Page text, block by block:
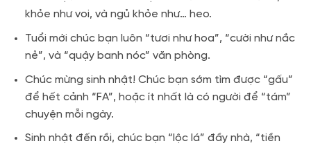
khỏe như voi, và ngủ khỏe như… heo.
Tuổi mới chúc bạn luôn “tươi như hoa”, “cười như nắc
nẻ”, và “quậy banh nóc” văn phòng.
Chúc mừng sinh nhật! Chúc bạn sớm tìm được “gấu”
để hết cảnh “FA”, hoặc ít nhất là có người để “tám”
chuyện mỗi ngày.
Sinh nhật đến rồi, chúc bạn “lộc lá” đầy nhà, “tiền